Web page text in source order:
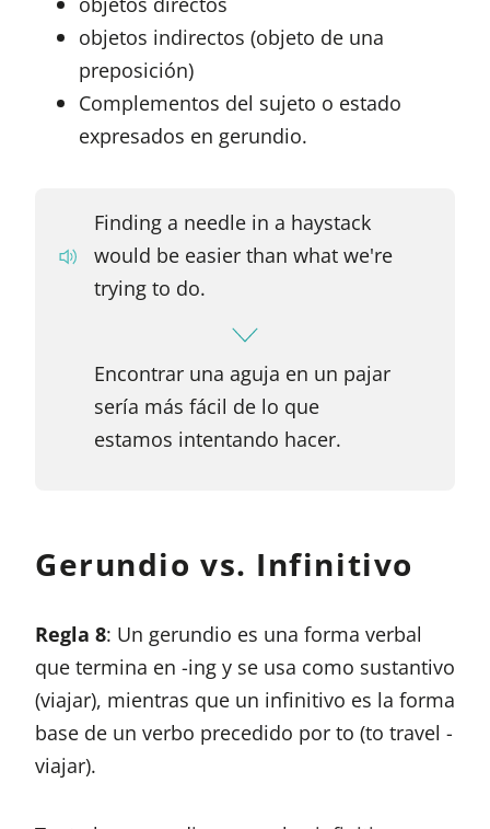
objetos indirectos (objeto de una
preposición)
Complementos del sujeto o estado
expresados en gerundio.
Finding a needle in a haystack
would be easier than what we're
trying to do.
Encontrar una aguja en un pajar
sería más fácil de lo que
estamos intentando hacer.
Gerundio vs. Infinitivo
Regla 8: Un gerundio es una forma verbal
que termina en -ing y se usa como sustantivo
(viajar), mientras que un infinitivo es la forma
base de un verbo precedido por to (to travel -
viajar).